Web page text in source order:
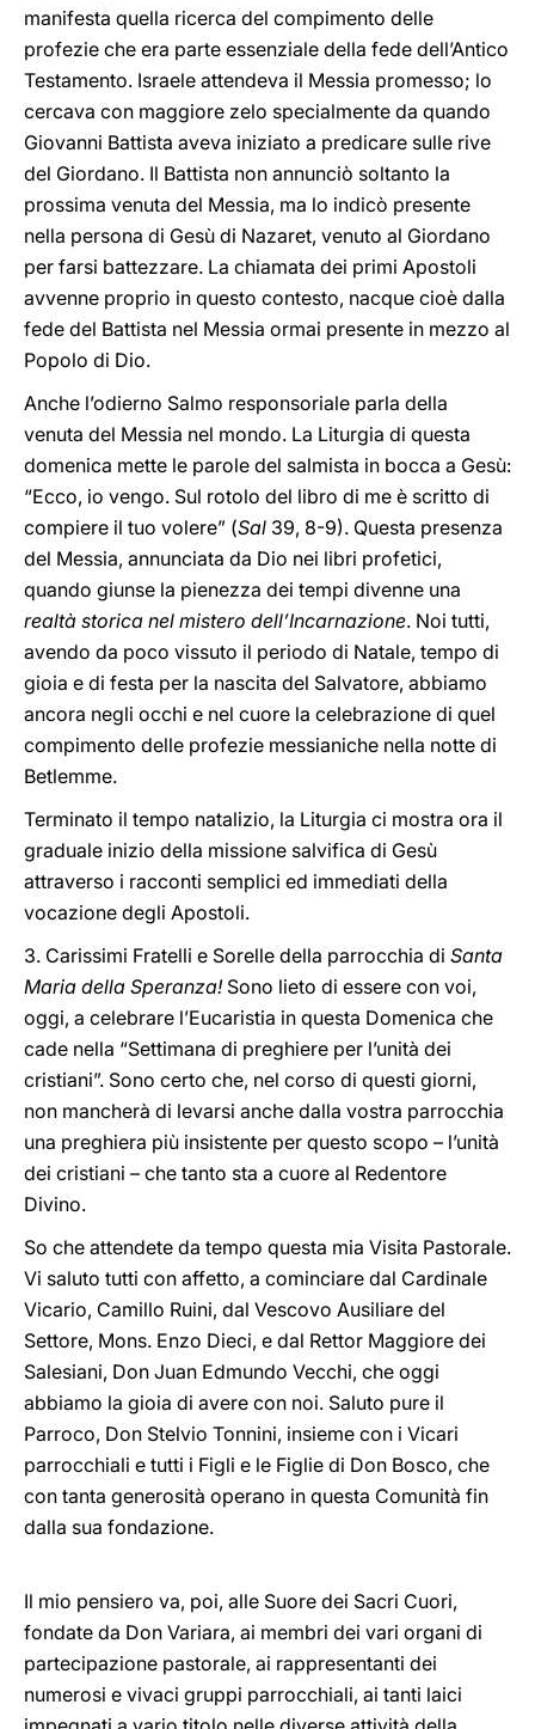
manifesta quella ricerca del compimento delle
profezie che era parte essenziale della fede dell’Antico
Testamento. Israele attendeva il Messia promesso; lo
cercava con maggiore zelo specialmente da quando
Giovanni Battista aveva iniziato a predicare sulle rive
del Giordano. Il Battista non annunciò soltanto la
prossima venuta del Messia, ma lo indicò presente
nella persona di Gesù di Nazaret, venuto al Giordano
per farsi battezzare. La chiamata dei primi Apostoli
avvenne proprio in questo contesto, nacque cioè dalla
fede del Battista nel Messia ormai presente in mezzo al
Popolo di Dio.
Anche l’odierno Salmo responsoriale parla della
venuta del Messia nel mondo. La Liturgia di questa
domenica mette le parole del salmista in bocca a Gesù:
“Ecco, io vengo. Sul rotolo del libro di me è scritto di
compiere il tuo volere” (Sal 39, 8-9). Questa presenza
del Messia, annunciata da Dio nei libri profetici,
quando giunse la pienezza dei tempi divenne una
realtà storica nel mistero dell’Incarnazione. Noi tutti,
avendo da poco vissuto il periodo di Natale, tempo di
gioia e di festa per la nascita del Salvatore, abbiamo
ancora negli occhi e nel cuore la celebrazione di quel
compimento delle profezie messianiche nella notte di
Betlemme.
Terminato il tempo natalizio, la Liturgia ci mostra ora il
graduale inizio della missione salvifica di Gesù
attraverso i racconti semplici ed immediati della
vocazione degli Apostoli.
3. Carissimi Fratelli e Sorelle della parrocchia di Santa
Maria della Speranza!Sono lieto di essere con voi,
oggi, a celebrare l’Eucaristia in questa Domenica che
cade nella “Settimana di preghiere per l’unità dei
cristiani”. Sono certo che, nel corso di questi giorni,
non mancherà di levarsi anche dalla vostra parrocchia
una preghiera più insistente per questo scopo – l’unità
dei cristiani – che tanto sta a cuore al Redentore
Divino.
So che attendete da tempo questa mia Visita Pastorale.
Vi saluto tutti con affetto, a cominciare dal Cardinale
Vicario, Camillo Ruini, dal Vescovo Ausiliare del
Settore, Mons. Enzo Dieci, e dal Rettor Maggiore dei
Salesiani, Don Juan Edmundo Vecchi, che oggi
abbiamo la gioia di avere con noi. Saluto pure il
Parroco, Don Stelvio Tonnini, insieme con i Vicari
parrocchiali e tutti i Figli e le Figlie di Don Bosco, che
con tanta generosità operano in questa Comunità fin
dalla sua fondazione.
Il mio pensiero va, poi, alle Suore dei Sacri Cuori,
fondate da Don Variara, ai membri dei vari organi di
partecipazione pastorale, ai rappresentanti dei
numerosi e vivaci gruppi parrocchiali, ai tanti laici